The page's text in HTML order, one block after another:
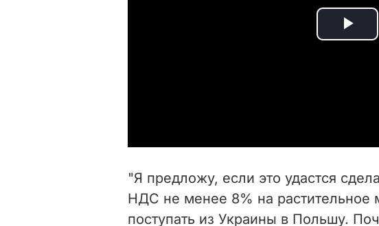
P
i
"Я предложу, если это удастся
НДС не менее 8% на растительное
поступать из Украины в Польшу.